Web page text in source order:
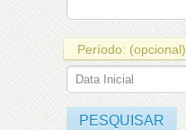
Período: (opcional)